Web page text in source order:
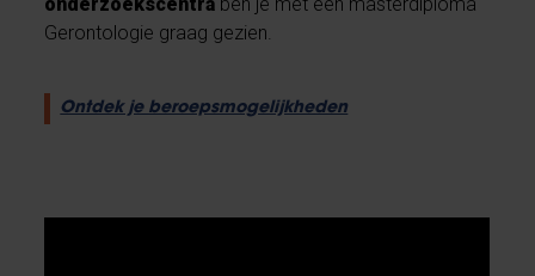
Gerontologie graag gezien.
Ontdek je beroepsmogelijkheden